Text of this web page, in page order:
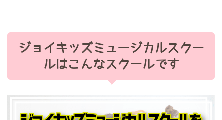
ジョイキッズミュージカルスクー
ルはこんなスクールです